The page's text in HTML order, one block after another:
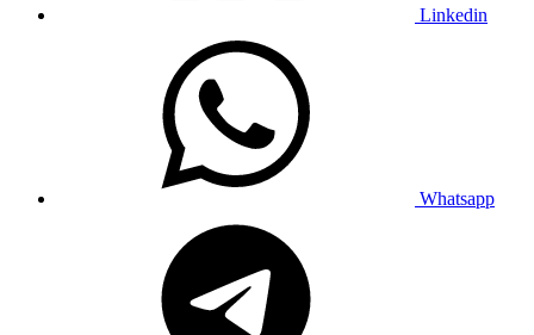
Linkedin
Whatsapp